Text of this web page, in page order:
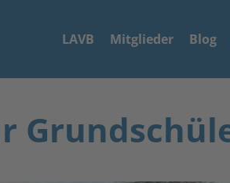
LAVB Mitglieder Blog